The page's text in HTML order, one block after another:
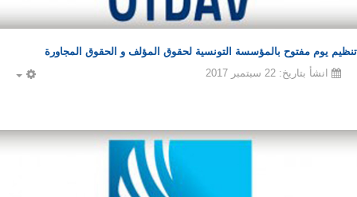
تنظيم يوم مفتوح بالمؤسسة التونسية لحقوق المؤلف و الحقوق المجاورة
انشأ بتاريخ: 22 سبتمبر 2017